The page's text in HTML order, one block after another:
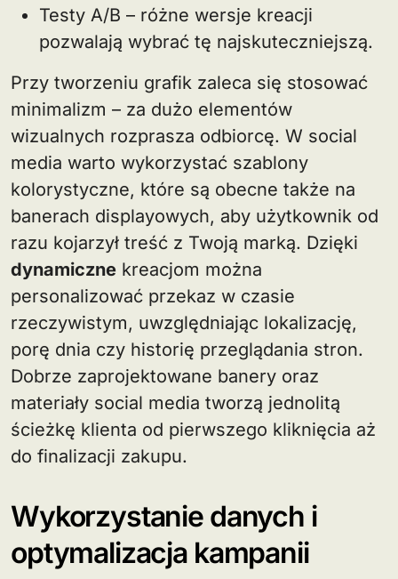
Testy A/B – różne wersje kreacji
pozwalają wybrać tę najskuteczniejszą.
Przy tworzeniu grafik zaleca się stosować
minimalizm – za dużo elementów
wizualnych rozprasza odbiorcę. W social
media warto wykorzystać szablony
kolorystyczne, które są obecne także na
banerach displayowych, aby użytkownik od
razu kojarzył treść z Twoją marką. Dzięki
dynamiczne kreacjom można
personalizować przekaz w czasie
rzeczywistym, uwzględniając lokalizację,
porę dnia czy historię przeglądania stron.
Dobrze zaprojektowane banery oraz
materiały social media tworzą jednolitą
ścieżkę klienta od pierwszego kliknięcia aż
do finalizacji zakupu.
Wykorzystanie danych i
optymalizacja kampanii